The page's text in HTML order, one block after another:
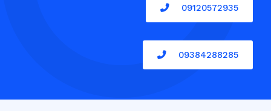
09120572935
09384288285